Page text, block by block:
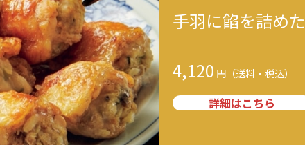
手羽に餡を詰めた
4,120
詳細はこちら